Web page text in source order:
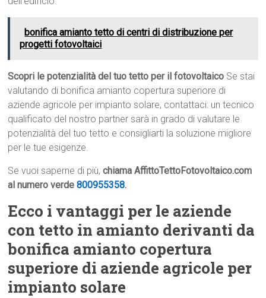
bonifica amianto tetto di centri di distribuzione per
progetti fotovoltaici
Scopri le potenzialità del tuo tetto per il fotovoltaico Se stai
valutando di bonifica amianto copertura superiore di
aziende agricole per impianto solare, contattaci: un tecnico
qualificato del nostro partner sarà in grado di valutare le
potenzialità del tuo tetto e consigliarti la soluzione migliore
per le tue esigenze.
Se vuoi saperne di più,chiama AffittoTettoFotovoltaico.com
al numero verde800955358.
Ecco i vantaggi per le aziende
con tetto in amianto derivanti da
bonifica amianto copertura
superiore di aziende agricole per
impianto solare